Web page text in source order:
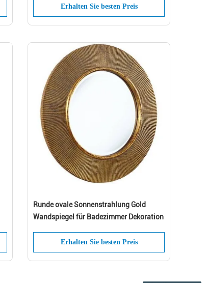
Erhalten Sie besten Preis
Runde ovale Sonnenstrahlung Gold
Wandspiegel für Badezimmer Dekoration
Erhalten Sie besten Preis